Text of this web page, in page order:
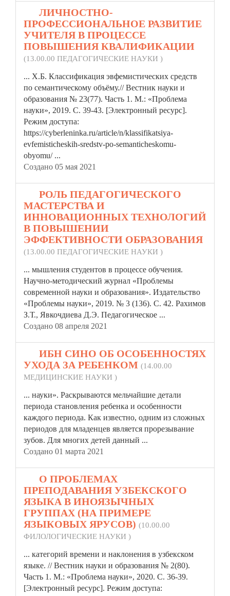
ЛИЧНОСТНО-
ПРОФЕССИОНАЛЬНОЕ РАЗВИТИЕ
УЧИТЕЛЯ В ПРОЦЕССЕ
ПОВЫШЕНИЯ КВАЛИФИКАЦИИ
(13.00.00 ПЕДАГОГИЧЕСКИЕ НАУКИ )
... Х.Б. Классификация эвфемистических средств
по семантическому объёму.// Вестник науки и
образования № 23(77). Часть 1. М.: «Проблема
науки», 2019. С. 39-43. [Электронный ресурс].
Режим доступа:
https://cyberleninka.ru/article/n/klassifikatsiya-
evfemisticheskih-sredstv-po-semanticheskomu-
obyomu/ ...
Создано 05 мая 2021
РОЛЬ ПЕДАГОГИЧЕСКОГО
МАСТЕРСТВА И
ИННОВАЦИОННЫХ ТЕХНОЛОГИЙ
В ПОВЫШЕНИИ
ЭФФЕКТИВНОСТИ ОБРАЗОВАНИЯ
(13.00.00 ПЕДАГОГИЧЕСКИЕ НАУКИ )
... мышления студентов в процессе обучения.
Научно-методический журнал «Проблемы
современной науки и образования». Издательство
«Проблемы науки», 2019. № 3 (136). С. 42. Рахимов
З.Т., Явкочдиева Д.Э. Педагогическое ...
Создано 08 апреля 2021
ИБН СИНО ОБ ОСОБЕННОСТЯХ
УХОДА ЗА РЕБЕНКОМ (14.00.00
МЕДИЦИНСКИЕ НАУКИ )
... науки». Раскрываются мельчайшие детали
периода становления ребенка и особенности
каждого периода. Как известно, одним из сложных
периодов для младенцев является прорезывание
зубов. Для многих детей данный ...
Создано 01 марта 2021
О ПРОБЛЕМАХ
ПРЕПОДАВАНИЯ УЗБЕКСКОГО
ЯЗЫКА В ИНОЯЗЫЧНЫХ
ГРУППАХ (НА ПРИМЕРЕ
ЯЗЫКОВЫХ ЯРУСОВ) (10.00.00
ФИЛОЛОГИЧЕСКИЕ НАУКИ )
... категорий времени и наклонения в узбекском
языке. // Вестник науки и образования № 2(80).
Часть 1. М.: «Проблема науки», 2020. С. 36-39.
[Электронный ресурс]. Режим доступа: